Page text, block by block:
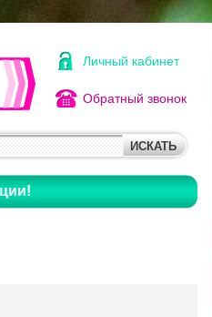
Личный кабинет
Обратный звонок